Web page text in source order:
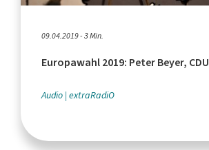
09.04.2019 - 3 Min.
Europawahl 2019: Peter Beyer, CDU
Audio extraRadiO